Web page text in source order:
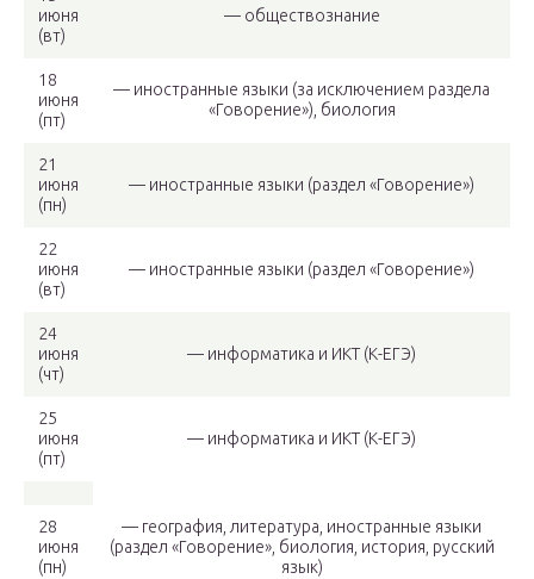
июня
(вт)
— обществознание
18
июня
(пт)
— иностранные языки (за исключением раздела
«Говорение»), биология
21
июня
(пн)
— иностранные языки (раздел «Говорение»)
22
июня
(вт)
— иностранные языки (раздел «Говорение»)
24
июня
(чт)
— информатика и ИКТ (К-ЕГЭ)
25
июня
(пт)
— информатика и ИКТ (К-ЕГЭ)
28
июня
(пн)
— география, литература, иностранные языки
(раздел «Говорение», биология, история, русский
язык)